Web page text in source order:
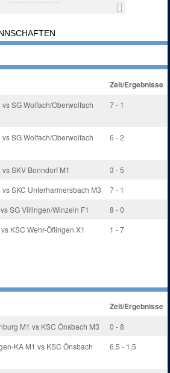
Zeit/Ergebnisse
SG Wolfach/Oberwolfach
7 - 1
SG Wolfach/Oberwolfach
6 - 2
SKV Bonndorf M1
3 - 5
SKC Unterharmersbach M3
7 - 1
SG Villingen/Winzeln F1
8 - 0
KSC Wehr-Öflingen X1 1 - 7
Zeit/Ergebnisse
M1 vs KSC Önsbach M3
0 - 8
KA M1 vs KSC Önsbach
6,5 - 1,5